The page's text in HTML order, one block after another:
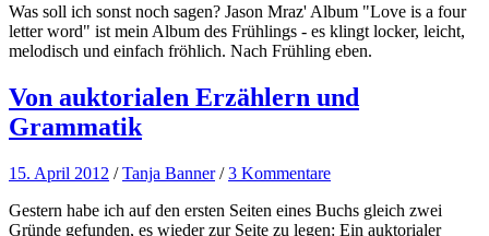
Was soll ich sonst noch sagen? Jason Mraz' Album "Love is a four
letter word" ist mein Album des Frühlings - es klingt locker, leicht,
melodisch und einfach fröhlich. Nach Frühling eben.
Von auktorialen Erzählern und
Grammatik
15. April 2012 /Tanja Banner /3 Kommentare
Gestern habe ich auf den ersten Seiten eines Buchs gleich zwei
Gründe gefunden, es wieder zur Seite zu legen: Ein auktorialer